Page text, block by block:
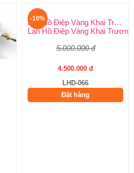
-10%